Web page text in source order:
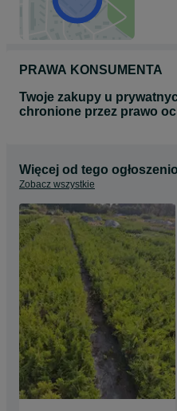
PRAWA KONSUMENTA
Twoje zakupy u
chronione przez prawo
Więcej od tego
Zobacz wszystkie